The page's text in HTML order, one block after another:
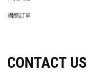
國際訂單
CONTACT US